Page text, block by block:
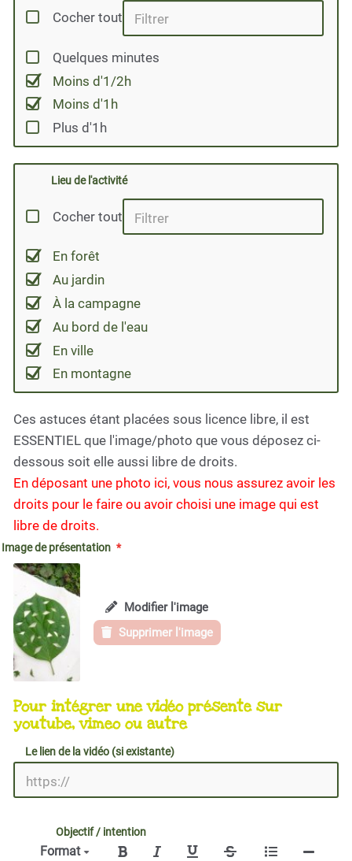
Cocher tout
Quelques minutes
Moins d'1/2h
Moins d'1h
Plus d'1h
Lieu de l'activité
Cocher tout
En forêt
Au jardin
À la campagne
Au bord de l'eau
En ville
En montagne
Ces astuces étant placées sous licence libre, il est
ESSENTIEL que l'image/photo que vous déposez ci-
dessous soit elle aussi libre de droits.
En déposant une photo ici, vous nous assurez avoir les
droits pour le faire ou avoir choisi une image qui est
libre de droits.
Image de présentation
Modifier l'image
Supprimer l'image
Pour intégrer une vidéo présente sur
youtube, vimeo ou autre
Le lien de la vidéo (si existante)
Objectif / intention
Format